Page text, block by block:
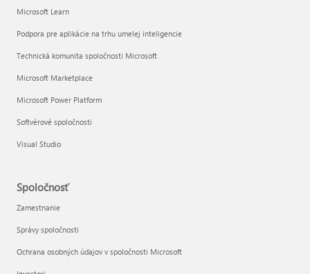
Microsoft Learn
Podpora pre aplikácie na trhu umelej inteligencie
Technická komunita spoločnosti Microsoft
Microsoft Marketplace
Microsoft Power Platform
Softvérové spoločnosti
Visual Studio
Spoločnosť
Zamestnanie
Správy spoločnosti
Ochrana osobných údajov v spoločnosti Microsoft